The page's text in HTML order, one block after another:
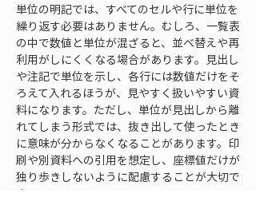
単位の明記では、すべてのセルや行に単位を
繰り返す必要はありません。むしろ、一覧表
の中で数値と単位が混ざると、並べ替えや再
利用がしにくくなる場合があります。見出し
や注記で単位を示し、各行には数値だけをそ
ろえて入れるほうが、見やすく扱いやすい資
料になります。ただし、単位が見出しから離
れてしまう形式では、抜き出して使ったとき
に意味が分からなくなることがあります。印
刷や別資料への引用を想定し、座標値だけが
独り歩きしないように配慮することが大切で
す。